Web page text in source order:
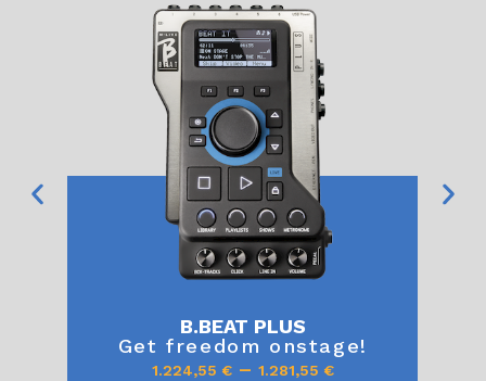
B.BEAT PLUS
Get freedom onstage!
1.224,55 €– 1.281,55 €